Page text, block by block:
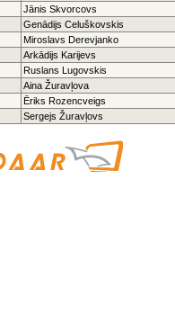
Jānis Skvorcovs
Genādijs Celuškovskis
Miroslavs Derevjanko
Arkādijs Karijevs
Ruslans Lugovskis
Aina Žuravļova
Ēriks Rozencveigs
Sergejs Žuravļovs